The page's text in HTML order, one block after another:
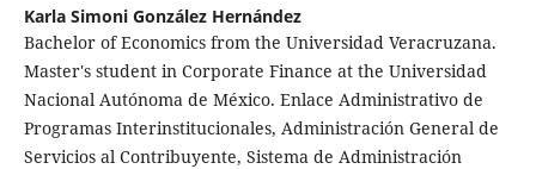
Karla Simoni González Hernández
Bachelor of Economics from the Universidad Veracruzana.
Master's student in Corporate Finance at the Universidad
Nacional Autónoma de México. Enlace Administrativo de
Programas Interinstitucionales, Administración General de
Servicios al Contribuyente, Sistema de Administración